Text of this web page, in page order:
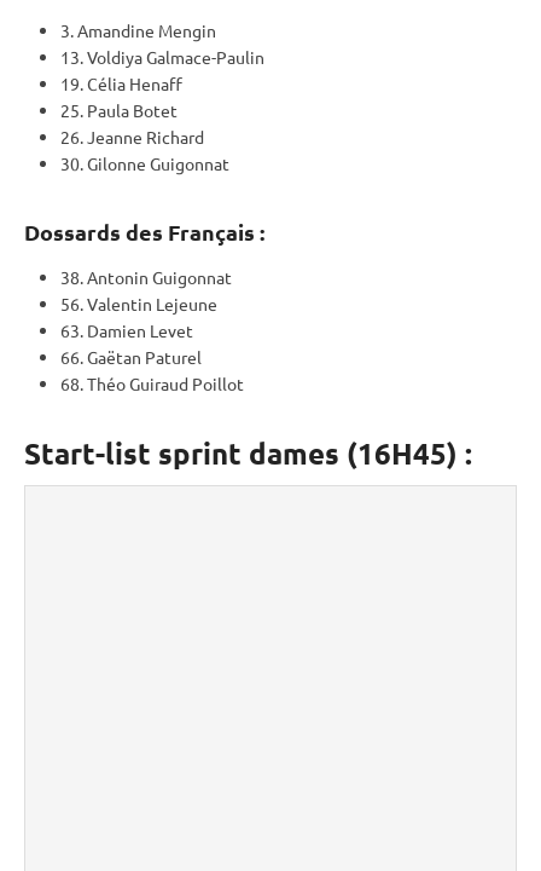
3. Amandine Mengin
13. Voldiya Galmace-Paulin
19. Célia Henaff
25. Paula Botet
26. Jeanne Richard
30. Gilonne Guigonnat
Dossards des Français :
38. Antonin Guigonnat
56. Valentin Lejeune
63. Damien Levet
66. Gaëtan Paturel
68. Théo Guiraud Poillot
Start-list sprint dames (16H45) :